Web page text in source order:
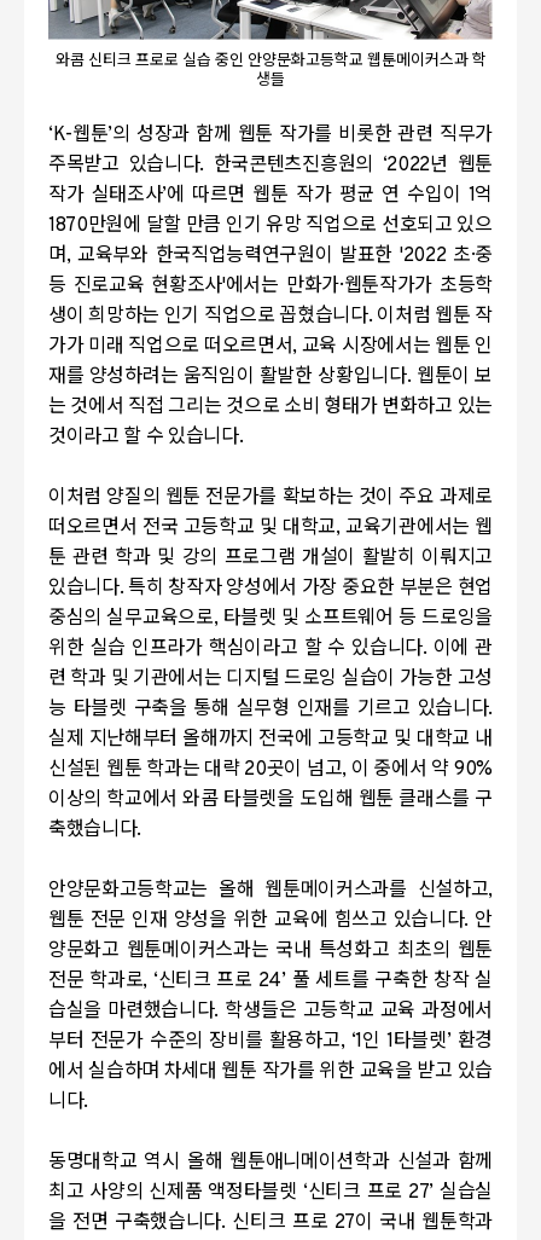
와콤 신티크 프로로 실습 중인 안양문화고등학교 웹툰메이커스과 학
생들
‘K-웹툰’의 성장과 함께 웹툰 작가를 비롯한 관련 직무가
주목받고 있습니다. 한국콘텐츠진흥원의 ‘2022년 웹툰
작가 실태조사’에 따르면 웹툰 작가 평균 연 수입이 1억
1870만원에 달할 만큼 인기 유망 직업으로 선호되고 있으
며,교육부와 한국직업능력연구원이 발표한 '2022 초·중
등 진로교육 현황조사'에서는 만화가·웹툰작가가 초등학
생이 희망하는 인기 직업으로 꼽혔습니다. 이처럼 웹툰 작
가가 미래 직업으로 떠오르면서, 교육 시장에서는 웹툰 인
재를 양성하려는 움직임이 활발한 상황입니다. 웹툰이 보
는 것에서 직접 그리는 것으로 소비 형태가 변화하고 있는
것이라고 할 수 있습니다.
이처럼 양질의 웹툰 전문가를 확보하는 것이 주요 과제로
떠오르면서 전국 고등학교 및 대학교,교육기관에서는 웹
툰 관련 학과 및 강의 프로그램 개설이 활발히 이뤄지고
있습니다.특히 창작자 양성에서 가장 중요한 부분은 현업
중심의 실무교육으로, 타블렛 및 소프트웨어 등 드로잉을
위한 실습 인프라가 핵심이라고 할 수 있습니다. 이에 관
련 학과 및 기관에서는 디지털 드로잉 실습이 가능한 고성
능 타블렛 구축을 통해 실무형 인재를 기르고 있습니다.
실제 지난해부터 올해까지 전국에 고등학교 및 대학교 내
신설된 웹툰 학과는 대략20곳이 넘고, 이 중에서 약 90%
이상의 학교에서 와콤 타블렛을 도입해 웹툰 클래스를 구
축했습니다.
안양문화고등학교는 올해 웹툰메이커스과를 신설하고,
웹툰 전문 인재 양성을 위한 교육에 힘쓰고 있습니다. 안
양문화고 웹툰메이커스과는 국내 특성화고 최초의 웹툰
전문 학과로, ‘신티크 프로 24’ 풀 세트를 구축한 창작 실
습실을 마련했습니다. 학생들은 고등학교 교육 과정에서
부터 전문가 수준의 장비를 활용하고, ‘1인 1타블렛’ 환경
에서 실습하며 차세대 웹툰 작가를 위한 교육을 받고 있습
니다.
동명대학교 역시 올해 웹툰애니메이션학과 신설과 함께
최고 사양의 신제품 액정타블렛 ‘신티크 프로 27’ 실습실
을 전면 구축했습니다. 신티크 프로 27이 국내 웹툰학과